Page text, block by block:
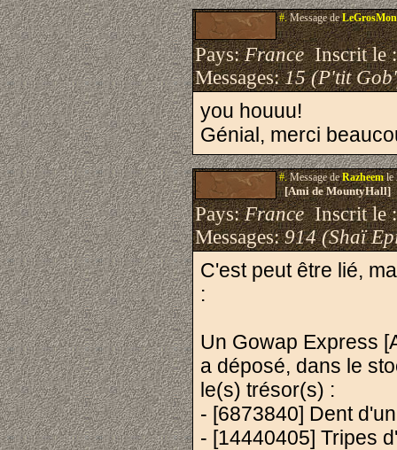
#.Message de
Pays:FranceInscrit le
Messages:15 (P'tit
you houuu!
Génial, merci
#.Message deRazheemle
[Ami de MountyHall]
Pays:FranceInscrit le
Messages:914 (Shaï
C'est peut être lié,
:
Un Gowap Express
a déposé, dans le
le(s) trésor(s) :
- [6873840] Dent
- [14440405] Tripes